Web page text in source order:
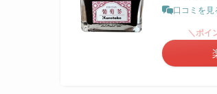
口コミを見
＼ポイ